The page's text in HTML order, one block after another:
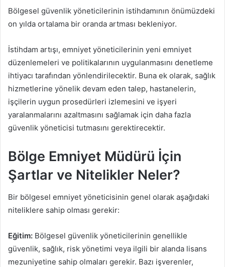
Bölgesel güvenlik yöneticilerinin istihdamının önümüzdeki
on yılda ortalama bir oranda artması bekleniyor.
İstihdam artışı, emniyet yöneticilerinin yeni emniyet
düzenlemeleri ve politikalarının uygulanmasını denetleme
ihtiyacı tarafından yönlendirilecektir. Buna ek olarak, sağlık
hizmetlerine yönelik devam eden talep, hastanelerin,
işçilerin uygun prosedürleri izlemesini ve işyeri
yaralanmalarını azaltmasını sağlamak için daha fazla
güvenlik yöneticisi tutmasını gerektirecektir.
Bölge Emniyet Müdürü İçin
Şartlar ve Nitelikler Neler?
Bir bölgesel emniyet yöneticisinin genel olarak aşağıdaki
niteliklere sahip olması gerekir:
Eğitim: Bölgesel güvenlik yöneticilerinin genellikle
güvenlik, sağlık, risk yönetimi veya ilgili bir alanda lisans
mezuniyetine sahip olmaları gerekir. Bazı işverenler,